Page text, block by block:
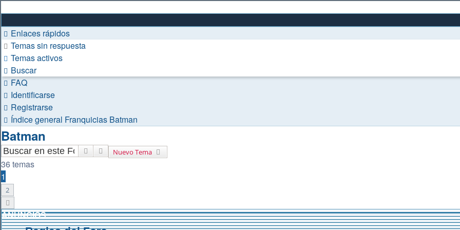
Enlaces rápidos
Temas sin respuesta
Temas activos
Buscar
FAQ
Identificarse
Registrarse
Índice general Franquicias Batman
Batman
Nuevo Tema
Buscar Búsqueda avanzada
36 temas
1
2
ANUNCIOS